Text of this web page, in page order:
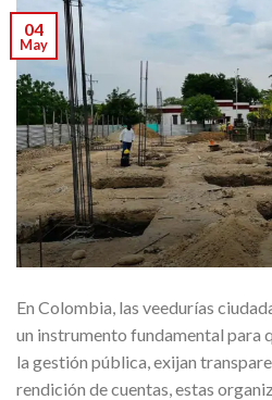
04
May
En Colombia, las veedurías
un instrumento fundamental para
la gestión pública, exijan
rendición de cuentas, estas